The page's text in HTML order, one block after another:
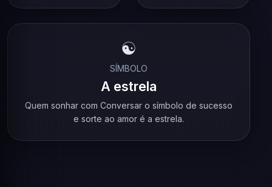
☯️
SÍMBOLO
A estrela
Quem sonhar com Conversar o símbolo de sucesso
e sorte ao amor é a estrela.